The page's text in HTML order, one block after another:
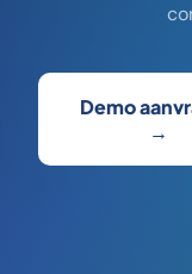
Demo
→